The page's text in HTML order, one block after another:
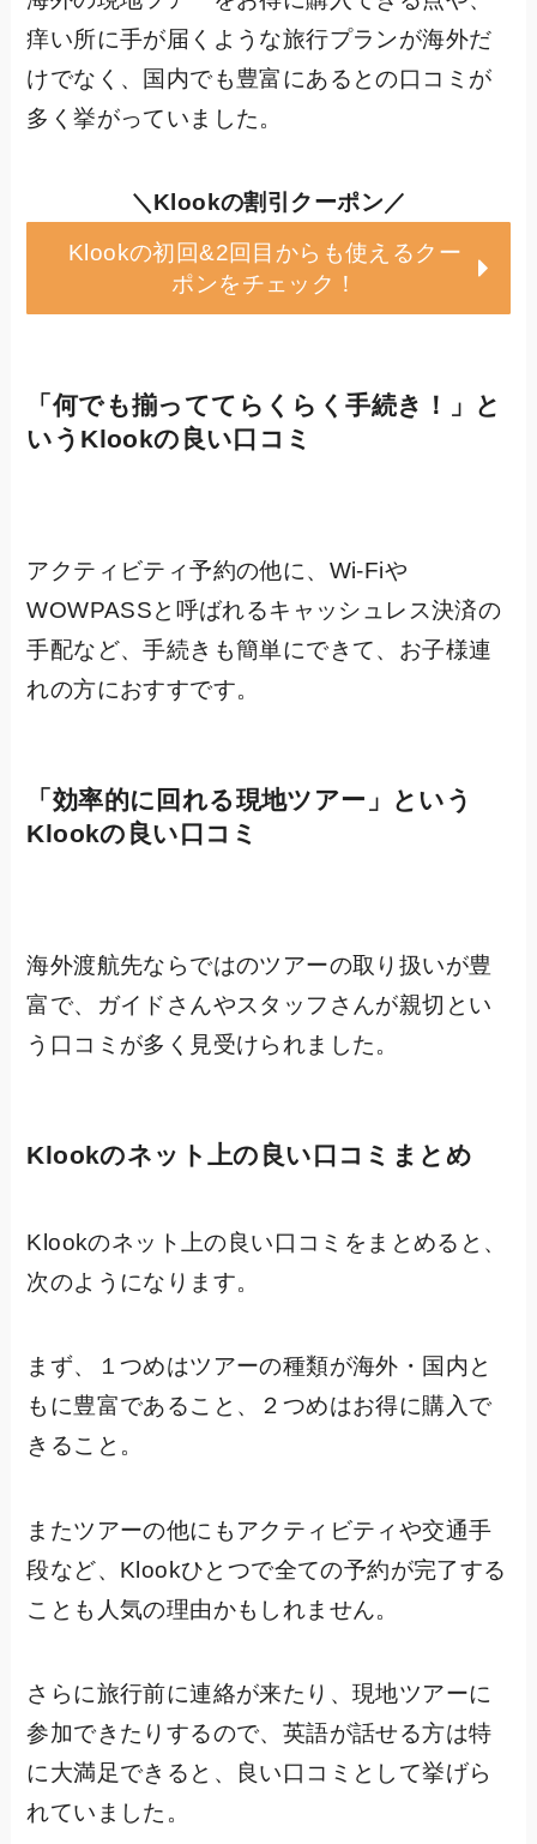
痒い所に手が届くような旅行プランが海外だ
けでなく、国内でも豊富にあるとの口コミが
多く挙がっていました。
＼Klookの割引クーポン／
Klookの初回&2回目からも使えるクー
ポンをチェック！
「何でも揃っててらくらく手続き！」と
いうKlookの良い口コミ
アクティビティ予約の他に、Wi-Fiや
WOWPASSと呼ばれるキャッシュレス決済の
手配など、手続きも簡単にできて、お子様連
れの方におすすです。
「 効率的に回れる現地ツアー 」という
Klookの良い口コミ
海外渡航先ならではのツアーの取り扱いが豊
富で、ガイドさんやスタッフさんが親切とい
う口コミが多く見受けられました。
Klookのネット上の良い口コミまとめ
Klookのネット上の良い口コミをまとめると、
次のようになります。
まず、１つめはツアーの種類が海外・国内と
もに豊富であること、２つめはお得に購入で
きること。
またツアーの他にもアクティビティや交通手
段など、Klookひとつで全ての予約が完了する
ことも人気の理由かもしれません。
さらに旅行前に連絡が来たり、現地ツアーに
参加できたりするので、英語が話せる方は特
に大満足できると、良い口コミとして挙げら
れていました。